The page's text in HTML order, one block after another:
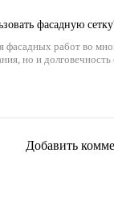
фасадную
фасадных работ во
но и долговечность
Добавить